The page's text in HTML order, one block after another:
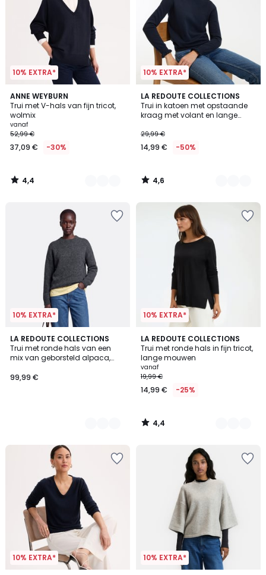
10% EXTRA*
ANNE WEYBURN
Trui met V-hals van fijn tricot,
wolmix
vanaf
52,99 €
37,09 € -30%
4,4
/ 5
3
Kleuren
4,4
/
10% EXTRA*
LA REDOUTE COLLECTIONS
Trui in katoen met opstaande
kraag met volant en lange
29,99 €
14,99 € -50%
4,6
/ 5
2
Kleuren
4,6
/
10% EXTRA*
LA REDOUTE COLLECTIONS
Trui met ronde hals van een
mix van geborsteld alpaca,
99,99 €
5
Kleuren
10% EXTRA*
LA REDOUTE COLLECTIONS
Trui met ronde hals in fijn tricot,
lange mouwen
vanaf
19,99 €
14,99 € -25%
4,4
/ 5
3
Kleuren
4,4
/
10% EXTRA* 10% EXTRA*